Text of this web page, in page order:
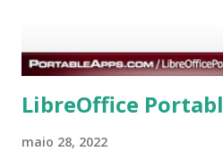
LibreOffice
maio 28, 2022